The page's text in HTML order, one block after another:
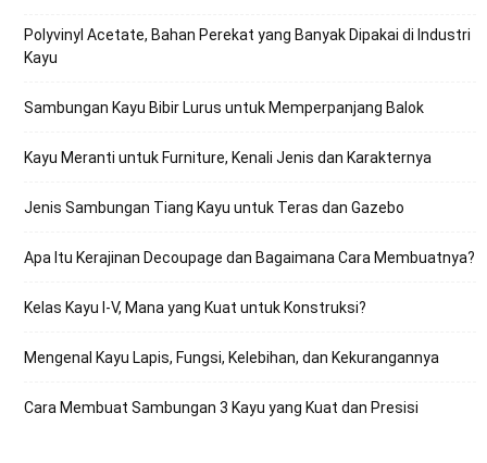
Polyvinyl Acetate, Bahan Perekat yang Banyak Dipakai di Industri
Kayu
Sambungan Kayu Bibir Lurus untuk Memperpanjang Balok
Kayu Meranti untuk Furniture, Kenali Jenis dan Karakternya
Jenis Sambungan Tiang Kayu untuk Teras dan Gazebo
Apa Itu Kerajinan Decoupage dan Bagaimana Cara Membuatnya?
Kelas Kayu I-V, Mana yang Kuat untuk Konstruksi?
Mengenal Kayu Lapis, Fungsi, Kelebihan, dan Kekurangannya
Cara Membuat Sambungan 3 Kayu yang Kuat dan Presisi